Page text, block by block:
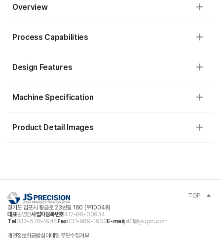
Overview
Process Capabilities
Design Features
Machine Specification
Product Detail Images
경기도 김포시 황금로 23번길 160 (우10048)
대표송영찬사업자등록번호412-88-00934
Tel 032-578-1944 Fax031-989-1933E-mail js01@jsupm.com
TOP
개인정보취급방침이메일 무단수집거부